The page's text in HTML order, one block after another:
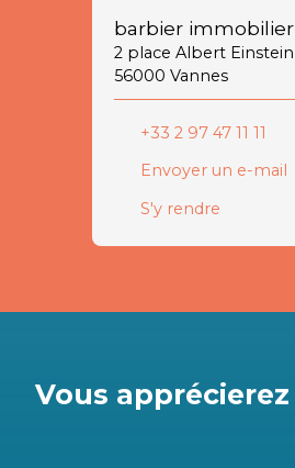
barbier immobilier
2 place Albert Einstein
56000 Vannes
+33 2 97 47 11 11
Envoyer un e-mail
S'y rendre
Vous apprécierez